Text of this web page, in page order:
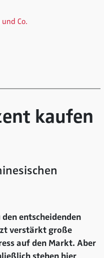
Co.
kaufen
entscheidenden
verstärkt große
auf den Markt. Aber